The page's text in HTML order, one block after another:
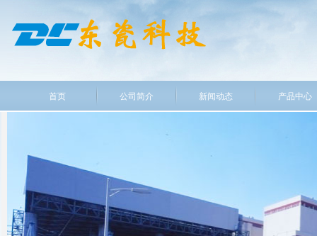
首页 公司简介 新闻动态 产品中心